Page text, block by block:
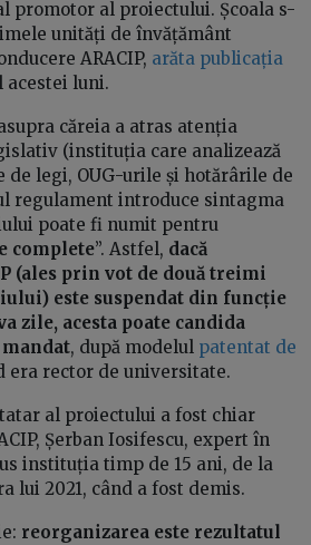
promotor al proiectului. Școala s-
unități de învățământ
ARACIP, arăta publicația
acestei luni.
căreia a atras atenția
(instituția care analizează
de legi, OUG-urile și hotărârile de
regulament introduce sintagma
poate fi numit pentru
complete”. Astfel, dacă
(ales prin vot de două treimi
este suspendat din funcție
zile, acesta poate candida
, după modelul patentat de
era rector de universitate.
al proiectului a fost chiar
Șerban Iosifescu, expert în
instituția timp de 15 ani, de la
lui 2021, când a fost demis.
reorganizarea este rezultatul